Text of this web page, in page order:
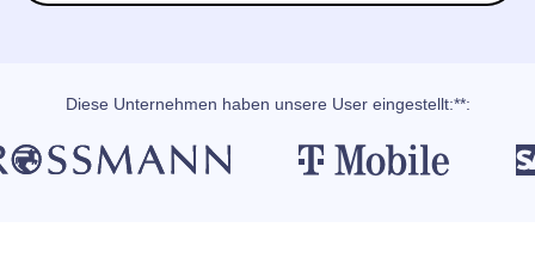
Diese Unternehmen haben unsere User eingestellt:**: